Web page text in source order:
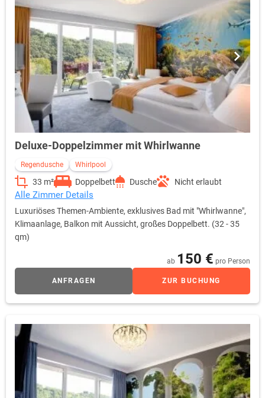
Deluxe-Doppelzimmer mit Whirlwanne
Regendusche Whirlpool
33 m² Doppelbett Dusche Nicht erlaubt
Alle Zimmer Details
Luxuriöses Themen-Ambiente, exklusives Bad mit "Whirlwanne",
Klimaanlage, Balkon mit Aussicht, großes Doppelbett. (32 - 35
qm)
ab 150 € pro Person
ANFRAGEN ZUR BUCHUNG